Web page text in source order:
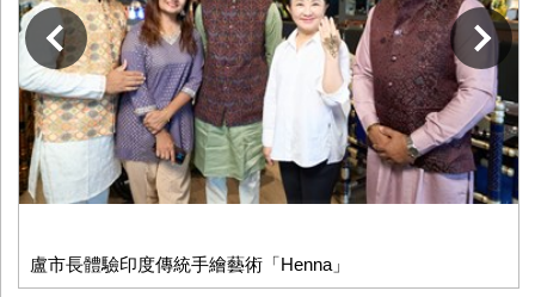
盧市長體驗印度傳統手繪藝術「Henna」
下一張